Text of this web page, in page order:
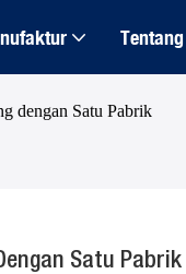
dengan Satu Pabrik
Satu Pabrik